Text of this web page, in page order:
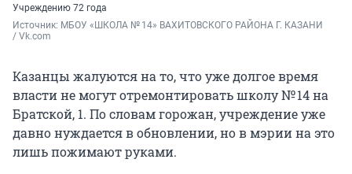
Учреждению 72 года
Источник: МБОУ «ШКОЛА № 14» ВАХИТОВСКОГО РАЙОНА Г. КАЗАНИ
/ Vk.com
Казанцы жалуются на то, что уже долгое время
власти не могут отремонтировать школу № 14 на
Братской, 1. По словам горожан, учреждение уже
давно нуждается в обновлении, но в мэрии на это
лишь пожимают руками.